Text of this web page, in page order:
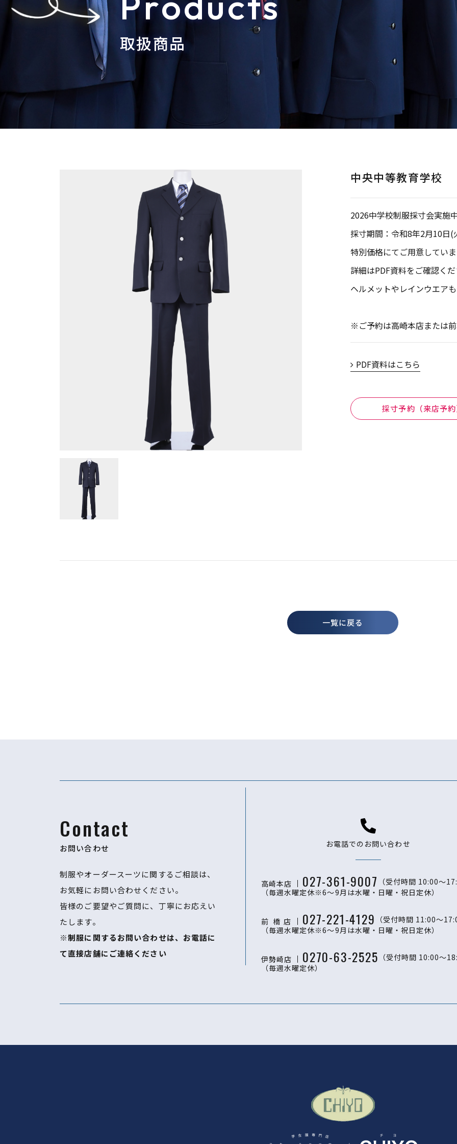
取扱商品
中央中等教育学校
2026中学校制服採寸会実施
採寸期間：令和8年2月10日(
特別価格にてご用意してい
詳細はPDF資料をご確認く
ヘルメットやレインウエア
※ご予約は高崎本店または
PDF資料はこちら
採寸予約（来店予
一覧に戻る
Contact
お問い合わせ
制服やオーダースーツに関するご相談は、
お気軽にお問い合わせください。
​​​​​​​皆様のご要望やご質問に、丁寧にお応えい
たします。
※制服に関するお問い合わせは、お電話に
て直接店舗にご連絡ください
お電話でのお問い合わせ
高崎本店 027-361-9007
（受付時間 10:00〜
（毎週水曜定休※6～9月は水曜・日曜・祝日定休）
前 橋 店 027-221-4129
（受付時間 11:00〜
（毎週水曜定休※6～9月は水曜・日曜・祝日定休）
伊勢崎店 0270-63-2525 （受付時間 10:00〜
（毎週水曜定休）